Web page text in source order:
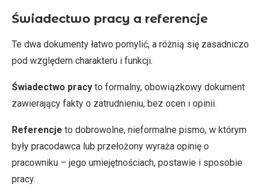
Świadectwo pracy a referencje
Te dwa dokumenty łatwo pomylić, a różnią się zasadniczo
pod względem charakteru i funkcji.
Świadectwo pracy to formalny, obowiązkowy dokument
zawierający fakty o zatrudnieniu, bez ocen i opinii.
Referencje to dobrowolne, nieformalne pismo, w którym
były pracodawca lub przełożony wyraża opinię o
pracowniku – jego umiejętnościach, postawie i sposobie
pracy.